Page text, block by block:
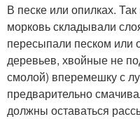
В песке или опилках.
морковь складывали
пересыпали песком или
деревьев, хвойные не
смолой) вперемешку с
предварительно
должны оставаться